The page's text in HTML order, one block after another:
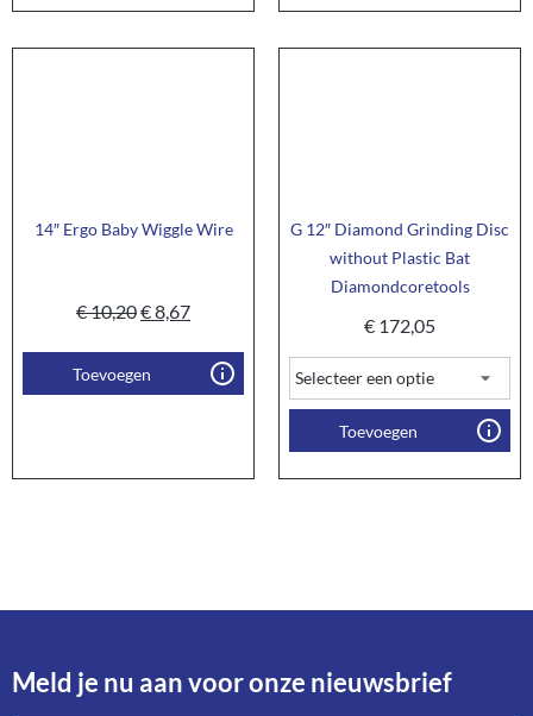
14″ Ergo Baby Wiggle Wire
€10,20€8,67
Toevoegen
G 12″ Diamond Grinding Disc
without Plastic Bat
Diamondcoretools
€ 172,05
Toevoegen
Meld je nu aan voor onze nieuwsbrief​